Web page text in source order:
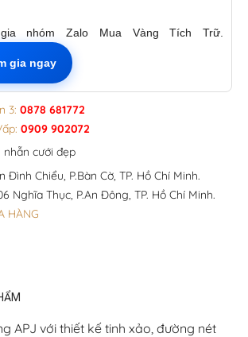
nhóm Zalo Mua Vàng Tích Trữ.
gia ngay
3: 0878 681772
0909 902072
nhẫn cưới đẹp
Đình Chiểu, P.Bàn Cờ, TP. Hồ Chí Minh.
Nghĩa Thục, P.An Đông, TP. Hồ Chí Minh.
HÀNG
APJ với thiết kế tinh xảo, đường nét